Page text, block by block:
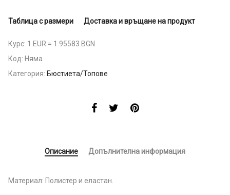
Таблица с размери Доставка и връщане на продукт
Курс: 1 EUR = 1.95583 BGN
Код: Няма
Категория: Бюстиета/Топове
Описание Допълнителна информация
Материал: Полистер и еластан.